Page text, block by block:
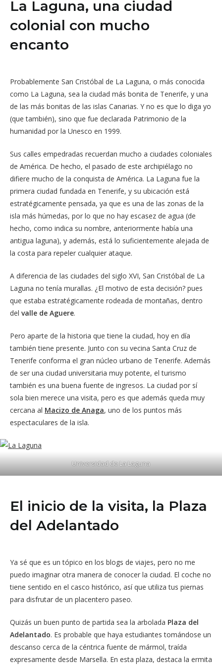
La Laguna, una ciudad
colonial con mucho
encanto
Probablemente San Cristóbal de La Laguna, o más conocida
como La Laguna, sea la ciudad más bonita de Tenerife, y una
de las más bonitas de las islas Canarias. Y no es que lo diga yo
(que también), sino que fue declarada Patrimonio de la
humanidad por la Unesco en 1999.
Sus calles empedradas recuerdan mucho a ciudades coloniales
de América. De hecho, el pasado de este archipiélago no
difiere mucho de la conquista de América. La Laguna fue la
primera ciudad fundada en Tenerife, y su ubicación está
estratégicamente pensada, ya que es una de las zonas de la
isla más húmedas, por lo que no hay escasez de agua (de
hecho, como indica su nombre, anteriormente había una
antigua laguna), y además, está lo suficientemente alejada de
la costa para repeler cualquier ataque.
A diferencia de las ciudades del siglo XVI, San Cristóbal de La
Laguna no tenía murallas. ¿El motivo de esta decisión? pues
que estaba estratégicamente rodeada de montañas, dentro
del valle de Aguere.
Pero aparte de la historia que tiene la ciudad, hoy en día
también tiene presente. Junto con su vecina Santa Cruz de
Tenerife conforma el gran núcleo urbano de Tenerife. Además
de ser una ciudad universitaria muy potente, el turismo
también es una buena fuente de ingresos. La ciudad por sí
sola bien merece una visita, pero es que además queda muy
cercana al Macizo de Anaga, uno de los puntos más
espectaculares de la isla.
Universidad de La Laguna
El inicio de la visita, la Plaza
del Adelantado
Ya sé que es un tópico en los blogs de viajes, pero no me
puedo imaginar otra manera de conocer la ciudad. El coche no
tiene sentido en el casco histórico, así que utiliza tus piernas
para disfrutar de un placentero paseo.
Quizás un buen punto de partida sea la arbolada Plaza del
Adelantado. Es probable que haya estudiantes tomándose un
descanso cerca de la céntrica fuente de mármol, traída
expresamente desde Marsella. En esta plaza, destaca la ermita